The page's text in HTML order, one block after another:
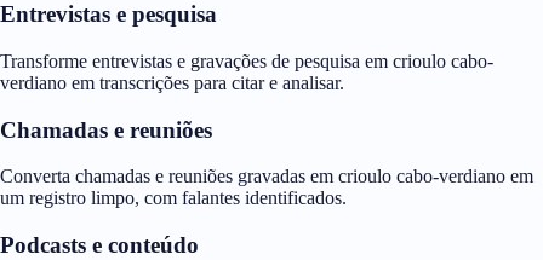
Entrevistas e pesquisa
Transforme entrevistas e gravações de pesquisa em crioulo cabo-
verdiano em transcrições para citar e analisar.
Chamadas e reuniões
Converta chamadas e reuniões gravadas em crioulo cabo-verdiano em
um registro limpo, com falantes identificados.
Podcasts e conteúdo